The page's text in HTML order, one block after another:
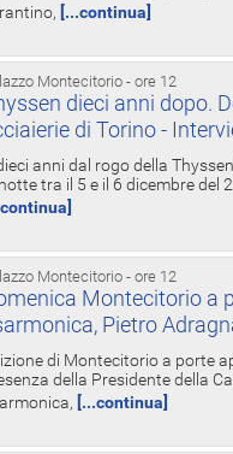
[...continua]
Montecitorio - ore 12
dieci anni dopo.
di Torino -
anni dal rogo della
tra il 5 e il 6 dicembre del
Montecitorio - ore 12
Montecitorio a
Pietro
di Montecitorio a porte
della Presidente della
[...continua]